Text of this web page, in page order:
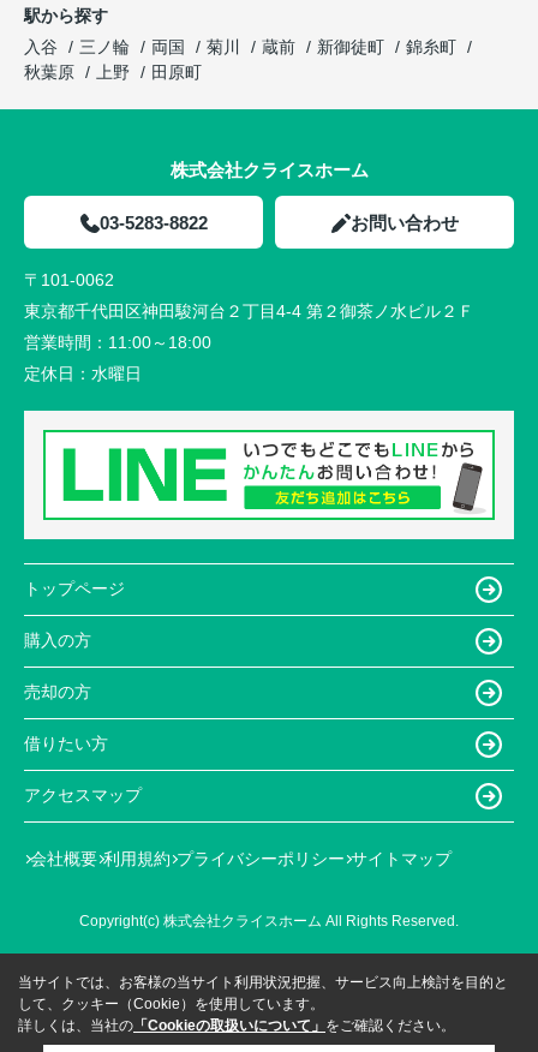
駅から探す
入谷
三ノ輪 両国 菊川 蔵前 新御徒町
錦糸町
秋葉原
上野 田原町
株式会社クライスホーム
03-5283-8822 お問い合わせ
〒101-0062
東京都千代田区神田駿河台２丁目4-4 第２御茶ノ水ビル２Ｆ
営業時間： 11:00～18:00
定休日： 水曜日
トップページ
購入の方
売却の方
借りたい方
アクセスマップ
会社概要 利用規約 プライバシーポリシー サイトマップ
Copyright(c) 株式会社クライスホーム All Rights Reserved.
当サイトでは、お客様の当サイト利用状況把握、サービス向上検討を目的と
して、クッキー（Cookie）を使用しています。
詳しくは、当社の 「Cookieの取扱いについて」 をご確認ください。